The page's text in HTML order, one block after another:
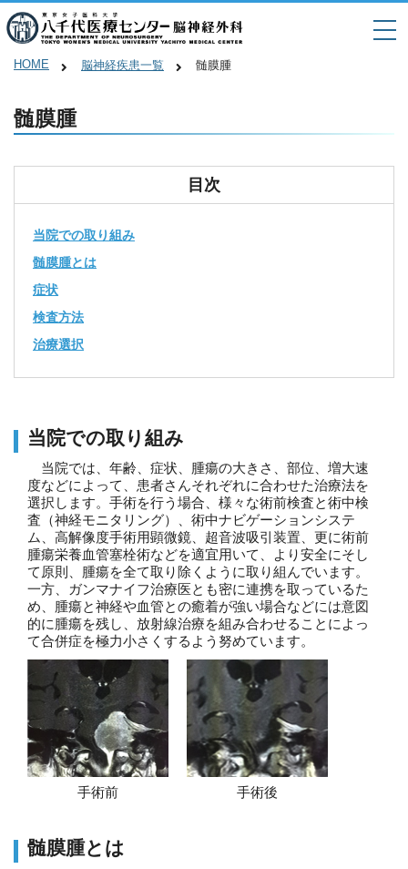
HOME 脳神経疾患一覧 髄膜腫
髄膜腫
当院での取り組み
当院では、年齢、症状、腫瘍の大きさ、部位、増大速
度などによって、患者さんそれぞれに合わせた治療法を
選択します。手術を行う場合、様々な術前検査と術中検
査（神経モニタリング）、術中ナビゲーションシステ
ム、高解像度手術用顕微鏡、超音波吸引装置、更に術前
腫瘍栄養血管塞栓術などを適宜用いて、より安全にそし
て原則、腫瘍を全て取り除くように取り組んでいます。
一方、ガンマナイフ治療医とも密に連携を取っているた
め、腫瘍と神経や血管との癒着が強い場合などには意図
的に腫瘍を残し、放射線治療を組み合わせることによっ
て合併症を極力小さくするよう努めています。
手術前 手術後
髄膜腫とは
目次
当院での取り組み
髄膜腫とは
症状
検査方法
治療選択